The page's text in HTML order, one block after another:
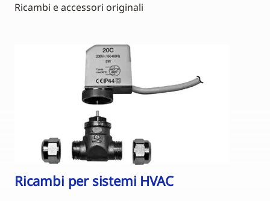
Ricambi e accessori originali
Ricambi per sistemi HVAC